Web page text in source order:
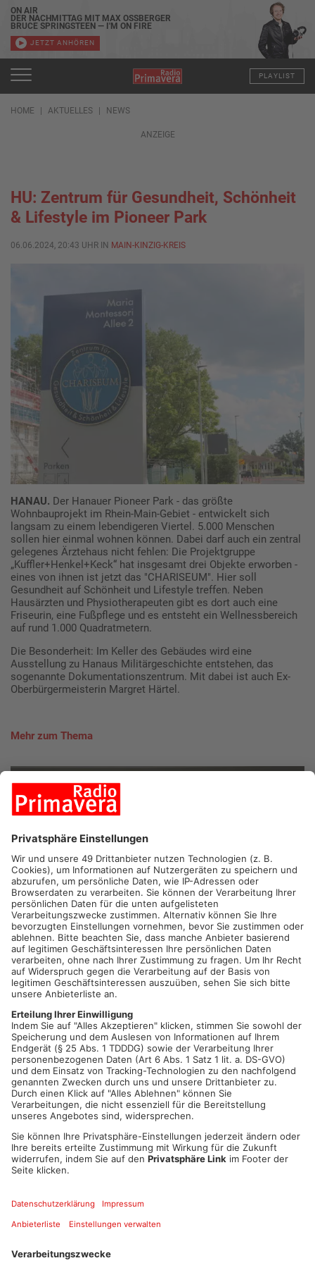
ON AIR
DER NACHMITTAG MIT MAX OSSBERGER
BRUCE SPRINGSTEEN — I'M ON FIRE
JETZT ANHÖREN
PLAYLIST
HOME AKTUELLES NEWS
ANZEIGE
HU: Zentrum für Gesundheit, Schönheit
& Lifestyle im Pioneer Park
06.06.2024, 20:43 UHR IN MAIN-KINZIG-KREIS
HANAU. Der Hanauer Pioneer Park - das größte
Wohnbauprojekt im Rhein-Main-Gebiet - entwickelt sich
langsam zu einem lebendigeren Viertel. 5.000 Menschen
sollen hier einmal wohnen können. Dabei darf auch ein zentral
gelegenes Ärztehaus nicht fehlen: Die Projektgruppe
„Kuffler+Henkel+Keck“ hat insgesamt drei Objekte erworben -
eines von ihnen ist jetzt das "CHARISEUM". Hier soll
Gesundheit auf Schönheit und Lifestyle treffen. Neben
Hausärzten und Physiotherapeuten gibt es dort auch eine
Friseurin, eine Fußpflege und es entsteht ein Wellnessbereich
auf rund 1.000 Quadratmetern.
Die Besonderheit: Im Keller des Gebäudes wird eine
Ausstellung zu Hanaus Militärgeschichte entstehen, das
sogenannte Dokumentationszentrum. Mit dabei ist auch Ex-
Oberbürgermeisterin Margret Härtel.
Mehr zum Thema
1 / 25
Oberbürgermeisterin a. D. Margret Härtel sagte uns
PLAY
00:21
MUTE